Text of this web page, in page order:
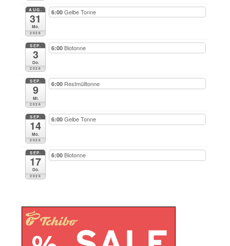
AUG.
31
Mo.
2026
6:00Gelbe Tonne
SEP.
3
Do.
2026
6:00 Biotonne
SEP.
9
Mi.
2026
6:00 Restmülltonne
SEP.
14
Mo.
2026
6:00Gelbe Tonne
SEP.
17
Do.
2026
6:00 Biotonne